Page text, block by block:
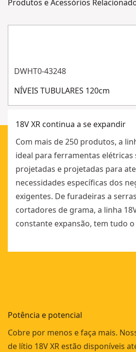
Possibilidade de incorporar o
cumpram a todas as
Produtos e Acessórios
DWHT0-43248
NÍVEIS TUBULARES 120cm
18V XR continua a se expandir
Com mais de 250 produtos, a
ideal para ferramentas elétricas
projetadas e projetadas para
necessidades específicas dos
exigentes. De furadeiras a
cortadores de grama, a linha
constante expansão, tem tudo
Potência e potencial
Cobre por menos e faça mais.
de lítio 18V XR estão disponíveis